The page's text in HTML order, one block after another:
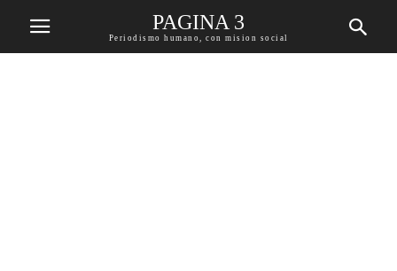
PAGINA 3
Periodismo humano, con mision social